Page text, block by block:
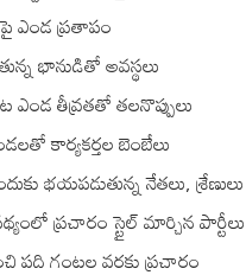
ఎండ ప్రతాపం
భానుడితో అవస్థలు
ఎండ తీవ్రతతో తలనొప్పులు
కార్యకర్తల బెంబేలు
భయపడుతున్న నేతలు, శ్రేణులు
ప్రచారం స్టైల్ మార్చిన పార్టీలు
పది గంటల వరకు ప్రచారం